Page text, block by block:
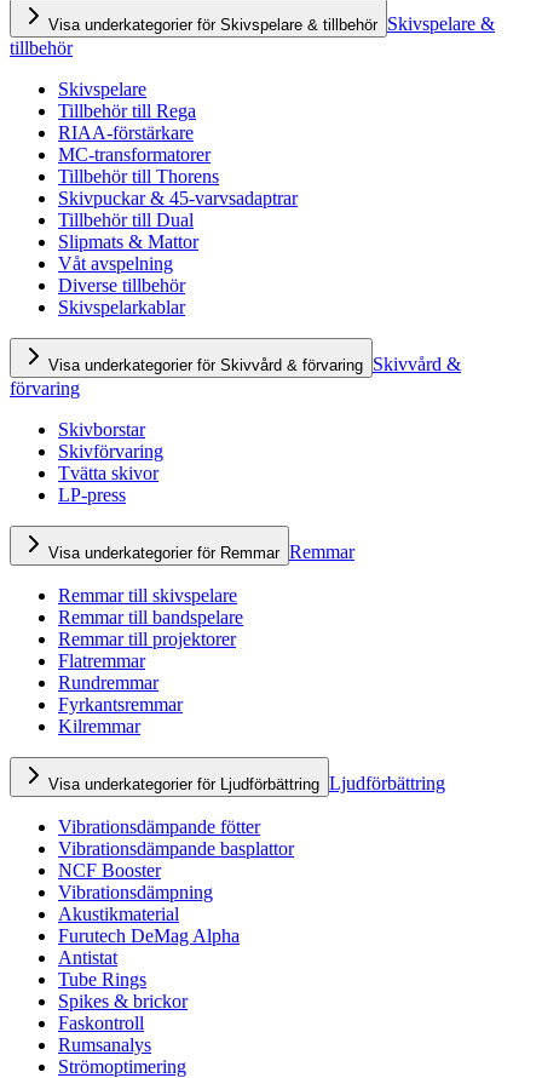
Visa underkategorier för Skivspelare & tillbehör Skivspelare &
tillbehör
Skivspelare
Tillbehör till Rega
RIAA-förstärkare
MC-transformatorer
Tillbehör till Thorens
Skivpuckar & 45-varvsadaptrar
Tillbehör till Dual
Slipmats & Mattor
Våt avspelning
Diverse tillbehör
Skivspelarkablar
Visa underkategorier för Skivvård & förvaring Skivvård &
förvaring
Skivborstar
Skivförvaring
Tvätta skivor
LP-press
Visa underkategorier för Remmar Remmar
Remmar till skivspelare
Remmar till bandspelare
Remmar till projektorer
Flatremmar
Rundremmar
Fyrkantsremmar
Kilremmar
Visa underkategorier för Ljudförbättring Ljudförbättring
Vibrationsdämpande fötter
Vibrationsdämpande basplattor
NCF Booster
Vibrationsdämpning
Akustikmaterial
Furutech DeMag Alpha
Antistat
Tube Rings
Spikes & brickor
Faskontroll
Rumsanalys
Strömoptimering